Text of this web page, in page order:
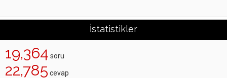
İstatistikler
19,364 soru
22,785 cevap